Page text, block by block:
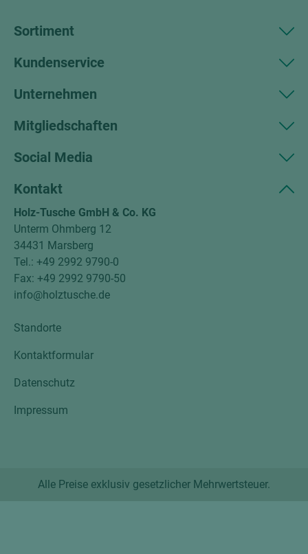
Sortiment
Kundenservice
Unternehmen
Mitgliedschaften
Social Media
Kontakt
Holz-Tusche GmbH & Co. KG
Unterm Ohmberg 12
34431 Marsberg
Tel.: +49 2992 9790-0
Fax: +49 2992 9790-50
info@holztusche.de
Standorte
Kontaktformular
Datenschutz
Impressum
Alle Preise exklusiv gesetzlicher Mehrwertsteuer.